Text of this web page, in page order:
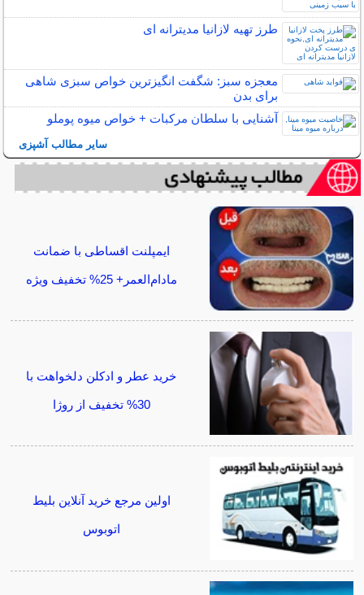
طرز تهیه لازانیا مدیترانه ای
معجزه سبز: شگفت انگیزترین خواص سبزی شاهی
برای بدن
آشنایی با سلطان مرکبات + خواص میوه پوملو
سایر مطالب آشپزی
ایمپلنت اقساطی با ضمانت
مادام‌العمر+ 25% تخفیف ویژه
خرید عطر و ادکلن دلخواهت با
30% تخفیف از روژا
اولین مرجع خرید آنلاین بلیط
اتوبوس